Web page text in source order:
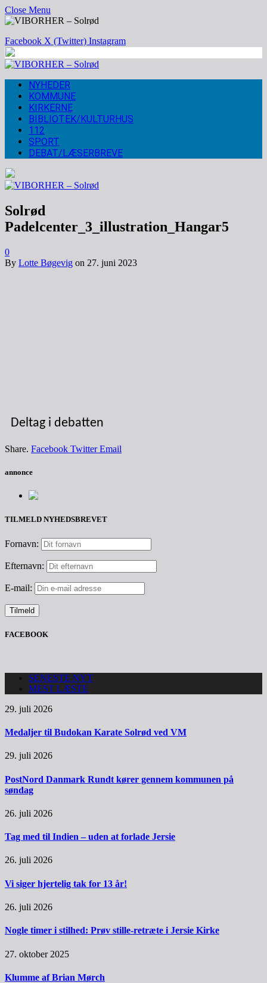
Close Menu
Facebook X (Twitter) Instagram
NYHEDER
KOMMUNE
KIRKERNE
BIBLIOTEK/KULTURHUS
112
SPORT
DEBAT/LÆSERBREVE
Solrød
Padelcenter_3_illustration_Hangar5
0
By Lotte Bøgevig on 27. juni 2023
Deltag i debatten
Share. Facebook Twitter Email
annonce
TILMELD NYHEDSBREVET
Fornavn:
Efternavn:
E-mail:
FACEBOOK
SENESTE NYT
MEST LÆSTE
29. juli 2026
Medaljer til Budokan Karate Solrød ved VM
29. juli 2026
PostNord Danmark Rundt kører gennem kommunen på
søndag
26. juli 2026
Tag med til Indien – uden at forlade Jersie
26. juli 2026
Vi siger hjertelig tak for 13 år!
26. juli 2026
Nogle timer i stilhed: Prøv stille-retræte i Jersie Kirke
27. oktober 2025
Klumme af Brian Mørch